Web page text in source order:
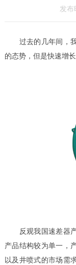
发布
过去的几年间，
的态势，但是快速增
反观我国速差器产
产品结构较为单一，
以及井喷式的市场需